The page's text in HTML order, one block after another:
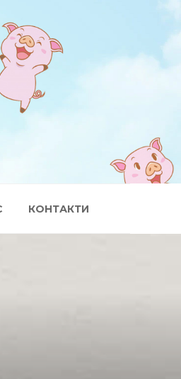
КОНТАКТИ